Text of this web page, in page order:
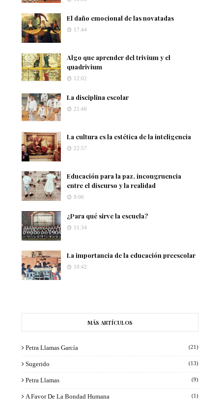
El daño emocional de las novatadas
17:44
Algo que aprender del trivium y el
quadrivium
12:02
La disciplina escolar
21:46
La cultura es la estética de la inteligencia
22:57
Educación para la paz, incongruencia
entre el discurso y la realidad
9:06
¿Para qué sirve la escuela?
11:34
La importancia de la educación preescolar
10:42
MÁS ARTÍCULOS
Petra Llamas García (21)
Sugerido (13)
Petra Llamas (9)
A Favor De La Bondad Humana (1)